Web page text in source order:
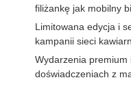
filiżankę jak mobilny
Limitowana edycja i
kampanii sieci
Wydarzenia
doświadczeniach z